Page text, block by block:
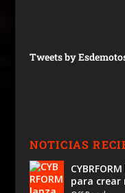
Tweets by
NOTICIAS
para crear